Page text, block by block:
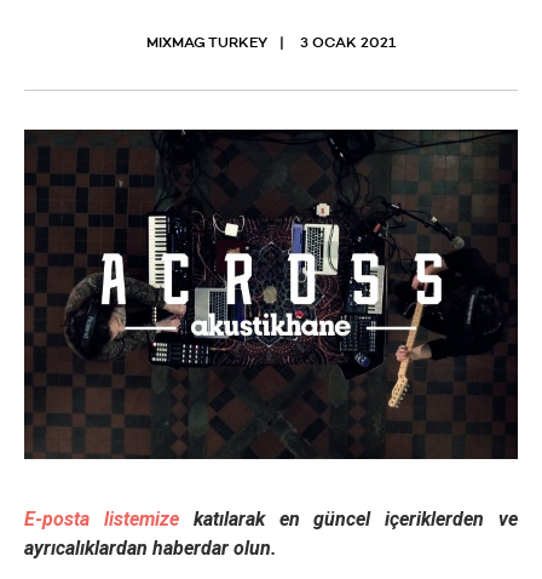
MIXMAG TURKEY 3 OCAK 2021
E-posta listemizekatılarak en güncel içeriklerden ve
ayrıcalıklardan haberdar olun.